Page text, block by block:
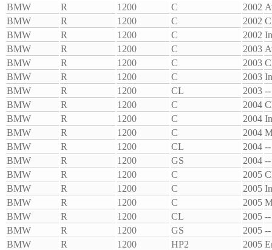
BMW
R 1200 C 2002
BMW
R 1200 C 2002
BMW
R 1200 C 2002
BMW
R 1200 C 2003
BMW
R 1200 C 2003
BMW
R 1200 C 2003
BMW
R 1200 CL 2003 --
BMW
R 1200 C 2004
BMW
R 1200 C 2004
BMW
R 1200 C 2004
BMW
R 1200 CL 2004 --
BMW
R 1200 GS 2004 --
BMW
R 1200 C 2005
BMW
R 1200 C 2005
BMW
R 1200 C 2005
BMW
R 1200 CL 2005 --
BMW
R 1200 GS 2005 --
BMW
R 1200 HP2 2005